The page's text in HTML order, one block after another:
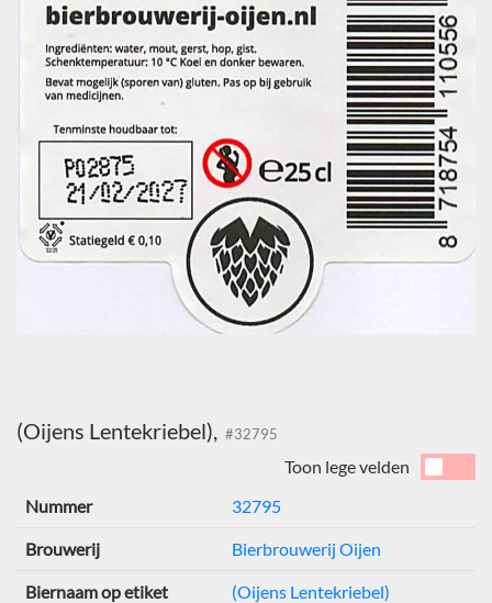
(Oijens Lentekriebel), #32795
Toon lege velden
Nummer
32795
Brouwerij Bierbrouwerij Oijen
Biernaam op etiket (Oijens Lentekriebel)